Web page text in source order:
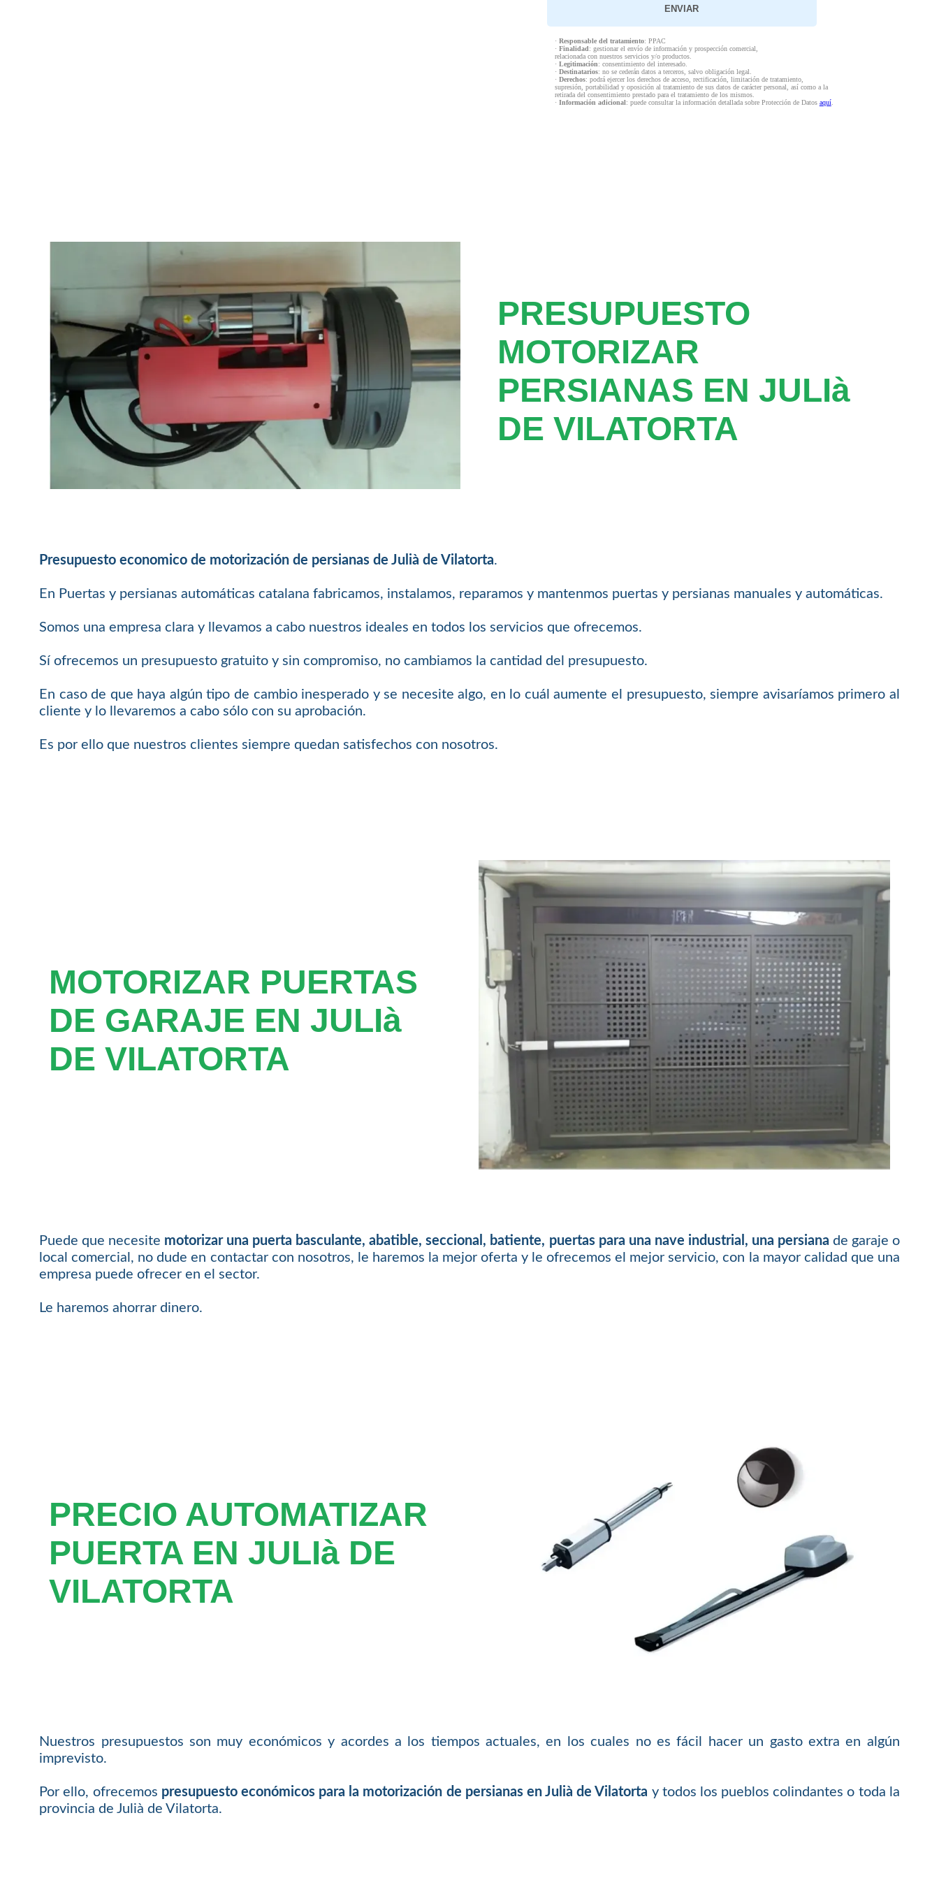
· Responsable del tratamiento: PPAC
· Finalidad: gestionar el envío de información y prospección comercial,
relacionada con nuestros servicios y/o productos.
· Legitimación: consentimiento del interesado.
· Destinatarios: no se cederán datos a terceros, salvo obligación legal.
· Derechos: podrá ejercer los derechos de acceso, rectificación, limitación de tratamiento,
supresión, portabilidad y oposición al tratamiento de sus datos de carácter personal, así como a la
retirada del consentimiento prestado para el tratamiento de los mismos.
· Información adicional: puede consultar la información detallada sobre Protección de Datos aquí.
PRESUPUESTO
MOTORIZAR
PERSIANAS EN JULIà
DE VILATORTA
Presupuesto economico de motorización de persianas de Julià de Vilatorta.
En Puertas y persianas automáticas catalana fabricamos, instalamos, reparamos y mantenmos puertas y persianas manuales y automáticas.
Somos una empresa clara y llevamos a cabo nuestros ideales en todos los servicios que ofrecemos.
Sí ofrecemos un presupuesto gratuito y sin compromiso, no cambiamos la cantidad del presupuesto.
En caso de que haya algún tipo de cambio inesperado y se necesite algo, en lo cuál aumente el presupuesto, siempre avisaríamos primero al
cliente y lo llevaremos a cabo sólo con su aprobación.
Es por ello que nuestros clientes siempre quedan satisfechos con nosotros.
MOTORIZAR PUERTAS
DE GARAJE EN JULIà
DE VILATORTA
Puede que necesite motorizar una puerta basculante, abatible, seccional, batiente, puertas para una nave industrial, una persiana de garaje o
local comercial, no dude en contactar con nosotros, le haremos la mejor oferta y le ofrecemos el mejor servicio, con la mayor calidad que una
empresa puede ofrecer en el sector.
Le haremos ahorrar dinero.
PRECIO AUTOMATIZAR
PUERTA EN JULIà DE
VILATORTA
Nuestros presupuestos son muy económicos y acordes a los tiempos actuales, en los cuales no es fácil hacer un gasto extra en algún
imprevisto.
Por ello, ofrecemos presupuesto económicos para la motorización de persianas en Julià de Vilatorta y todos los pueblos colindantes o toda la
provincia de Julià de Vilatorta.